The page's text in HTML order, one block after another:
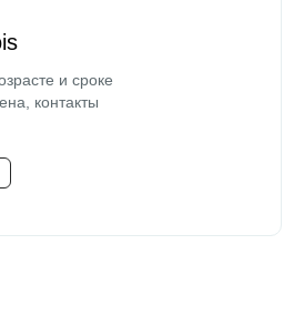
и сроке
контакты